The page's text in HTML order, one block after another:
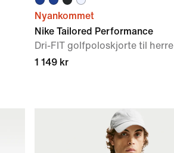
Nyankommet
Nike Tailored Performance
Dri-FIT golfpoloskjorte til herre
1 149 kr